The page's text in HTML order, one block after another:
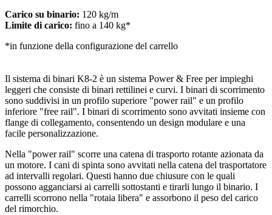
Carico su binario: 120 kg/m
Limite di carico: fino a 140 kg*
*in funzione della configurazione del carrello
Il sistema di binari K8-2 è un sistema Power & Free per impieghi
leggeri che consiste di binari rettilinei e curvi. I binari di scorrimento
sono suddivisi in un profilo superiore "power rail" e un profilo
inferiore "free rail". I binari di scorrimento sono avvitati insieme con
flange di collegamento, consentendo un design modulare e una
facile personalizzazione.
Nella "power rail" scorre una catena di trasporto rotante azionata da
un motore. I cani di spinta sono avvitati nella catena del trasportatore
ad intervalli regolari. Questi hanno due chiusure con le quali
possono agganciarsi ai carrelli sottostanti e tirarli lungo il binario. I
carrelli scorrono nella "rotaia libera" e assorbono il peso del carico
del rimorchio.